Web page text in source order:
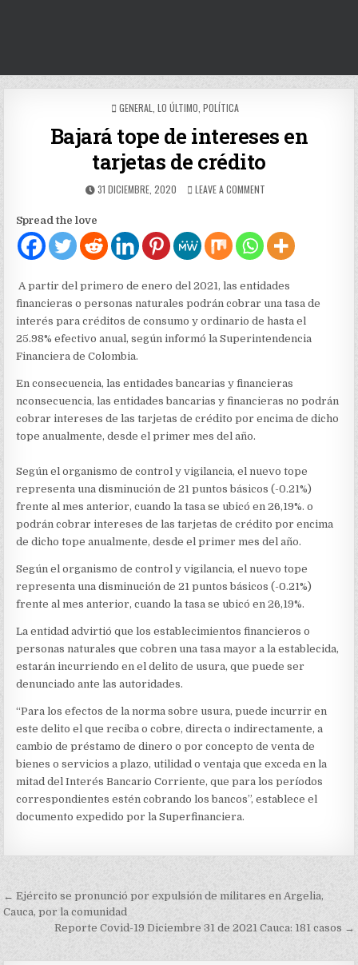
POSTED
GENERAL LO ÚLTIMO POLÍTICA
Bajará tope de intereses en
tarjetas de crédito
PUBLISHED
31 DICIEMBRE, 2020 LEAVE A COMMENTON
INTERESES
EN
DE
CRÉDITO
Spread the love
A partir del primero de enero del 2021, las entidades
financieras o personas naturales podrán cobrar una tasa de
interés para créditos de consumo y ordinario de hasta el
25.98% efectivo anual, según informó la Superintendencia
Financiera de Colombia.
En consecuencia, las entidades bancarias y financieras
nconsecuencia, las entidades bancarias y financieras no podrán
cobrar intereses de las tarjetas de crédito por encima de dicho
tope anualmente, desde el primer mes del año.
Según el organismo de control y vigilancia, el nuevo tope
representa una disminución de 21 puntos básicos (-0.21%)
frente al mes anterior, cuando la tasa se ubicó en 26,19%. o
podrán cobrar intereses de las tarjetas de crédito por encima
de dicho tope anualmente, desde el primer mes del año.
Según el organismo de control y vigilancia, el nuevo tope
representa una disminución de 21 puntos básicos (-0.21%)
frente al mes anterior, cuando la tasa se ubicó en 26,19%.
La entidad advirtió que los establecimientos financieros o
personas naturales que cobren una tasa mayor a la establecida,
estarán incurriendo en el delito de usura, que puede ser
denunciado ante las autoridades.
“Para los efectos de la norma sobre usura, puede incurrir en
este delito el que reciba o cobre, directa o indirectamente, a
cambio de préstamo de dinero o por concepto de venta de
bienes o servicios a plazo, utilidad o ventaja que exceda en la
mitad del Interés Bancario Corriente, que para los períodos
correspondientes estén cobrando los bancos”, establece el
documento expedido por la Superfinanciera.
Navegación
de
entradas
← Ejército se pronunció por expulsión de militares en Argelia,
Cauca, por la comunidad
Reporte Covid-19 Diciembre 31 de 2021 Cauca: 181 casos →